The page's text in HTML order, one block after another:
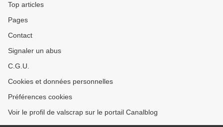
Top articles
Pages
Contact
Signaler un abus
C.G.U.
Cookies et données personnelles
Préférences cookies
Voir le profil de valscrap sur le portail Canalblog